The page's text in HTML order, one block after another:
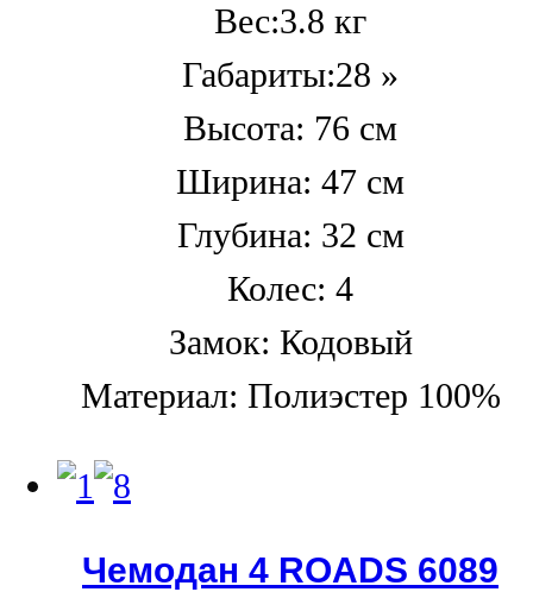
Вес:3.8 кг
Габариты:28 »
Высота: 76 см
Ширина: 47 см
Глубина: 32 см
Колес: 4
Замок: Кодовый
Материал: Полиэстер 100%
Чемодан 4 ROADS 6089